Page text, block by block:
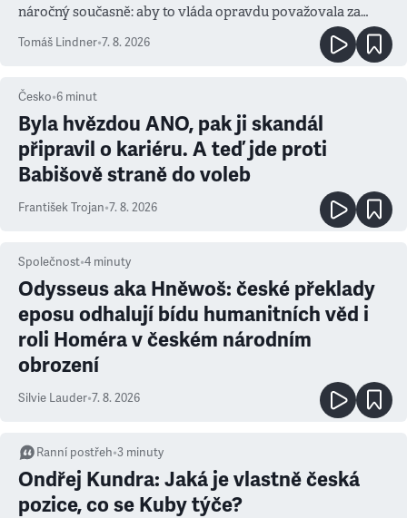
náročný současně: aby to vláda opravdu považovala za
prioritu
Tomáš Lindner•7. 8. 2026
Česko•6 minut
Byla hvězdou ANO, pak ji skandál
připravil o kariéru. A teď jde proti
Babišově straně do voleb
František Trojan•7. 8. 2026
Společnost•4 minuty
Odysseus aka Hněwoš: české překlady
eposu odhalují bídu humanitních věd i
roli Homéra v českém národním
obrození
Silvie Lauder•7. 8. 2026
Ranní postřeh•3 minuty
Ondřej Kundra: Jaká je vlastně česká
pozice, co se Kuby týče?